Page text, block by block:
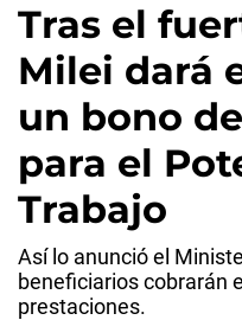
Tras el
Milei dará
un bono
para el
Trabajo
Así lo anunció el
beneficiarios cobrarán
prestaciones.